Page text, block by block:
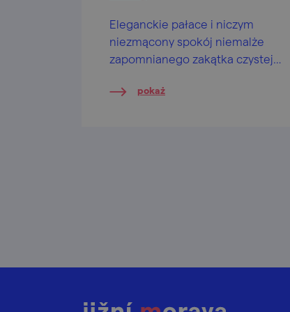
Eleganckie pałace i niczym
niezmącony spokój niemalże
zapomnianego zakątka czystej
będzie balsamem dla Twojej duszy.
pokaż